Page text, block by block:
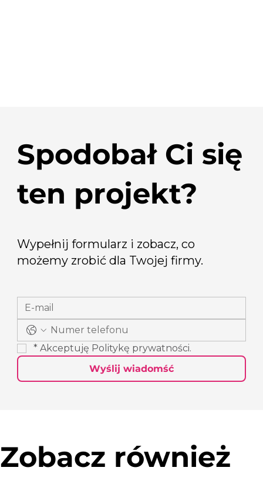
Spodobał Ci się
ten projekt?
Wypełnij formularz i zobacz, co
możemy zrobić dla Twojej firmy.
* Akceptuję Politykę prywatności.
Wyślij wiadomść
Zobacz również